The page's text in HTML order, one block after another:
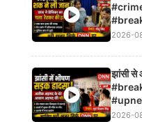
2026-
झांसी
2026-